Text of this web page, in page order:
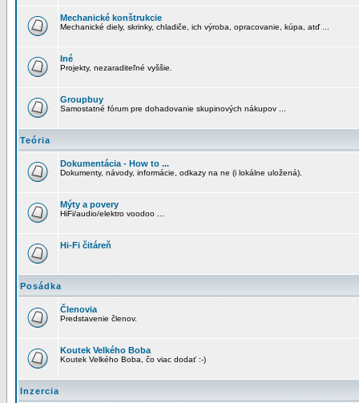
Mechanické konštrukcie
Mechanické diely, skrinky, chladiče, ich výroba, opracovanie, kúpa, atď ...
Iné
Projekty, nezaraditeľné vyššie.
Groupbuy
Samostatné fórum pre dohadovanie skupinových nákupov ...
Teória
Dokumentácia - How to ...
Dokumenty, návody, informácie, odkazy na ne (i lokálne uložená).
Mýty a povery
HiFi/audio/elektro voodoo ...
Hi-Fi čitáreň
Posádka
Členovia
Predstavenie členov.
Koutek Velkého Boba
Koutek Velkého Boba, čo viac dodať :-)
Inzercia